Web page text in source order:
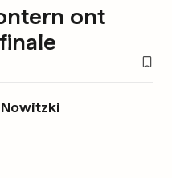
ont